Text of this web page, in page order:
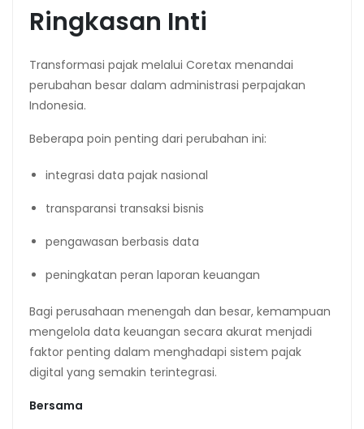
Ringkasan Inti
Transformasi pajak melalui Coretax menandai
perubahan besar dalam administrasi perpajakan
Indonesia.
Beberapa poin penting dari perubahan ini:
integrasi data pajak nasional
transparansi transaksi bisnis
pengawasan berbasis data
peningkatan peran laporan keuangan
Bagi perusahaan menengah dan besar, kemampuan
mengelola data keuangan secara akurat menjadi
faktor penting dalam menghadapi sistem pajak
digital yang semakin terintegrasi.
Bersama